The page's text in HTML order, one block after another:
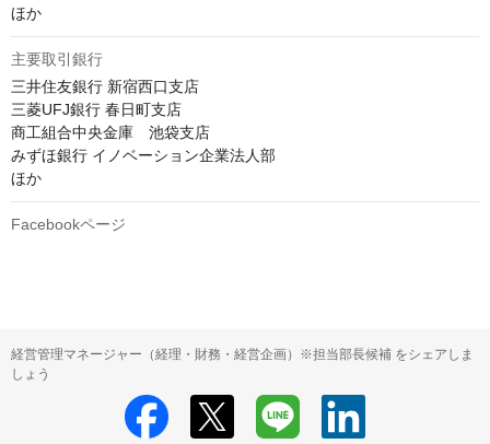
ほか
主要取引銀行
三井住友銀行 新宿西口支店
三菱UFJ銀行 春日町支店
商工組合中央金庫　池袋支店
みずほ銀行 イノベーション企業法人部
ほか
Facebookページ
経営管理マネージャー（経理・財務・経営企画）※担当部長候補 をシェアしま
しょう